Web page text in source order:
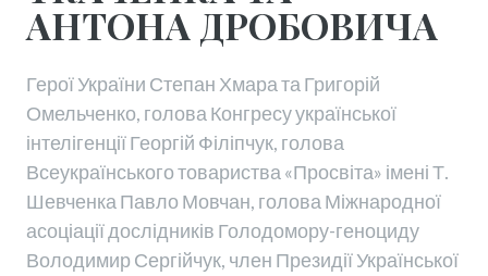
АНТОНА ДРОБОВИЧА
Герої України Степан Хмара та Григорій
Омельченко, голова Конгресу української
інтелігенції Георгій Філіпчук, голова
Всеукраїнського товариства «Просвіта» імені Т.
Шевченка Павло Мовчан, голова Міжнародної
асоціації дослідників Голодомору-геноциду
Володимир Сергійчук, член Президії Української